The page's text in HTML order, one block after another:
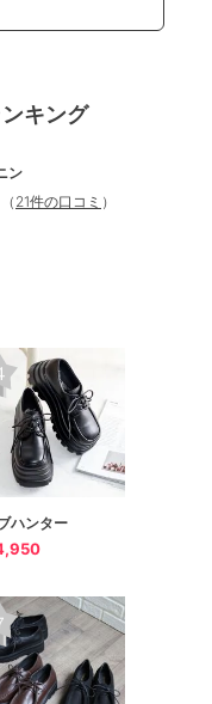
キング
ン
（ 21件の口コミ ）
ハンター